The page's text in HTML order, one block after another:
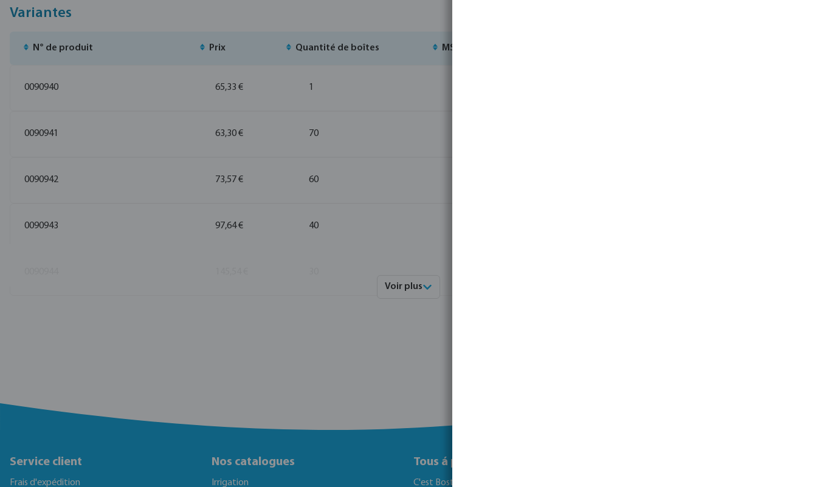
Variantes
N° de produit Prix Quantité de boîtes MSQ
0090940 65,33 € 1
0090941 63,30 € 70
0090942 73,57 € 60
0090943 97,64 € 40
Voir plus
Service client
Frais d'expédition
Nos catalogues
Irrigation
Tous á propos de Bosta
C'est Bosta